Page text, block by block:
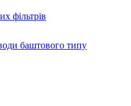
фільтрів
баштового типу